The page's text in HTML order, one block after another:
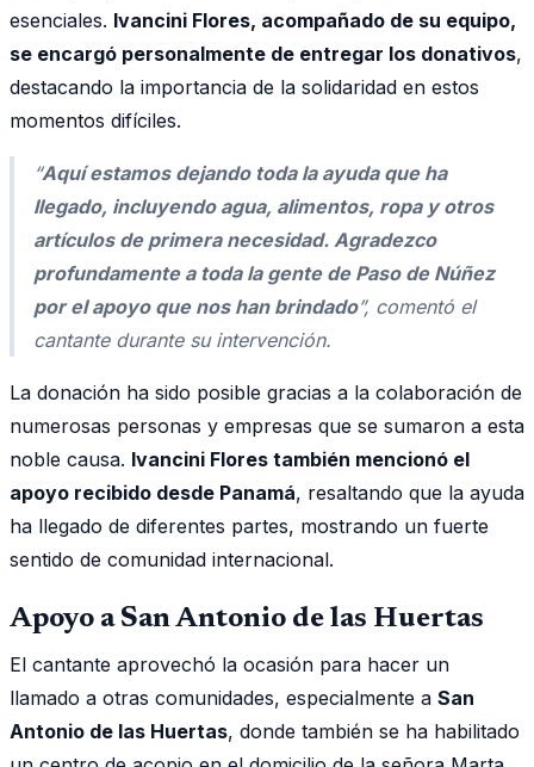
esenciales. Ivancini Flores, acompañado de su equipo,
se encargó personalmente de entregar los donativos,
destacando la importancia de la solidaridad en estos
momentos difíciles.
“Aquí estamos dejando toda la ayuda que ha
llegado, incluyendo agua, alimentos, ropa y otros
artículos de primera necesidad. Agradezco
profundamente a toda la gente de Paso de Núñez
por el apoyo que nos han brindado”, comentó el
cantante durante su intervención.
La donación ha sido posible gracias a la colaboración de
numerosas personas y empresas que se sumaron a esta
noble causa. Ivancini Flores también mencionó el
apoyo recibido desde Panamá, resaltando que la ayuda
ha llegado de diferentes partes, mostrando un fuerte
sentido de comunidad internacional.
Apoyo a San Antonio de las Huertas
El cantante aprovechó la ocasión para hacer un
llamado a otras comunidades, especialmente a San
Antonio de las Huertas, donde también se ha habilitado